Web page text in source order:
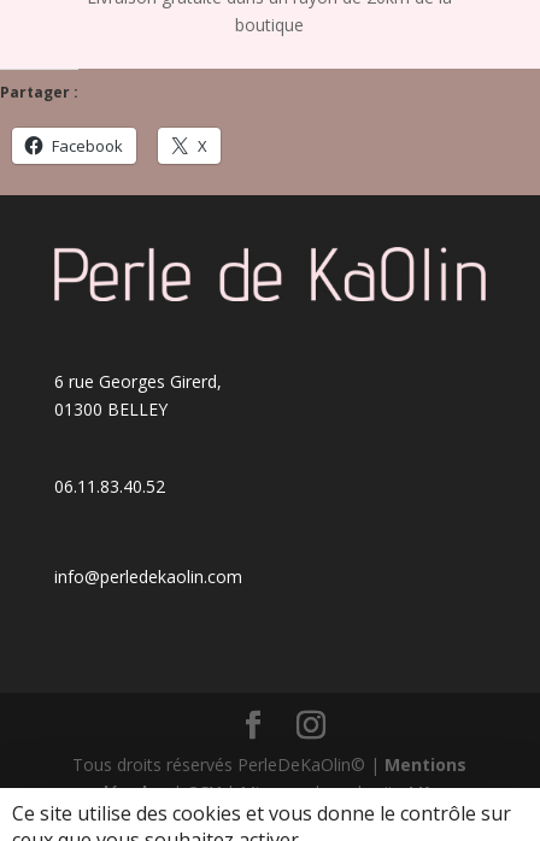
boutique
Partager :
Facebook X
6 rue Georges Girerd,
01300 BELLEY
06.11.83.40.52
info@perledekaolin.com
Tous droits réservés PerleDeKaOlin© | Mentions
légales|CGV| Mise en place du siteLK-
Communication.fr
Ce site utilise des cookies et vous donne le contrôle sur